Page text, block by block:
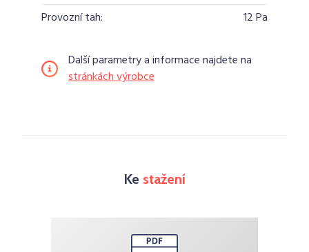
Provozní tah:
12 Pa
Další parametry a informace najdete na
stránkách výrobce
Ke stažení